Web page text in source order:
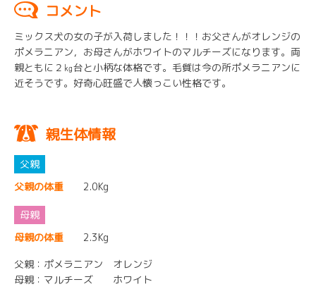
コメント
ミックス犬の女の子が入荷しました！！！お父さんがオレンジの
ポメラニアン，お母さんがホワイトのマルチーズになります。両
親ともに２㎏台と小柄な体格です。毛質は今の所ポメラニアンに
近そうです。好奇心旺盛で人懐っこい性格です。
親生体情報
父親の体重 2.0Kg
母親の体重
2.3Kg
父親：ポメラニアン オレンジ
母親：マルチーズ ホワイト